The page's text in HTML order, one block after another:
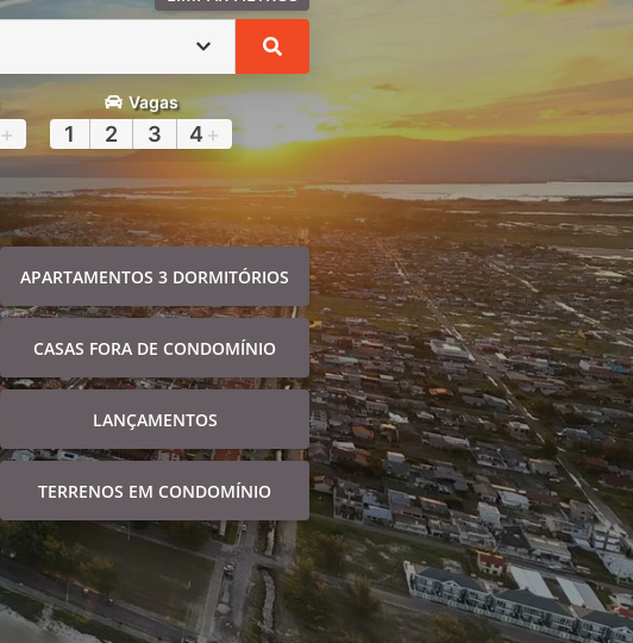
+
Vagas
1 2 3 4 +
APARTAMENTOS 3 DORMITÓRIOS
CASAS FORA DE CONDOMÍNIO
LANÇAMENTOS
TERRENOS EM CONDOMÍNIO